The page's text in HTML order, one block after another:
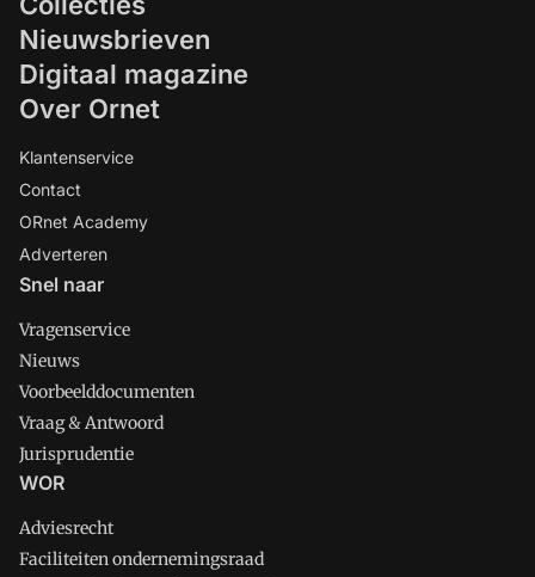
Nieuwsbrieven
Digitaal magazine
Over Ornet
Klantenservice
Contact
ORnet Academy
Adverteren
Snel naar
Vragenservice
Nieuws
Voorbeelddocumenten
Vraag & Antwoord
Jurisprudentie
WOR
Adviesrecht
Faciliteiten ondernemingsraad